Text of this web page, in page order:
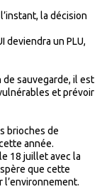
la décision
deviendra un PLU,
de sauvegarde, il est
et prévoir
brioches de
année.
18 juillet avec la
que cette
l’environnement.